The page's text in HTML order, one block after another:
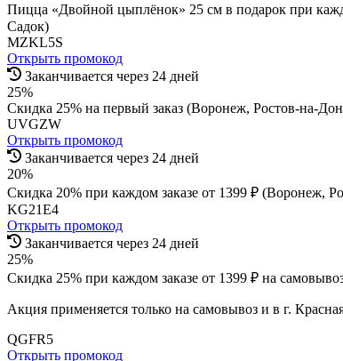
Пицца «Двойной цыплёнок» 25 см в подарок при
Садок)
MZKL5S
Открыть промокод
Заканчивается через 24 дней
25%
Скидка 25% на первый заказ (Воронеж, Ростов-на-
UVGZW
Открыть промокод
Заканчивается через 24 дней
20%
Скидка 20% при каждом заказе от 1399 ₽ (Воронеж,
KG21E4
Открыть промокод
Заканчивается через 24 дней
25%
Скидка 25% при каждом заказе от 1399 ₽ на
Акция применяется только на самовывоз и в г.
QGFR5
Открыть промокод